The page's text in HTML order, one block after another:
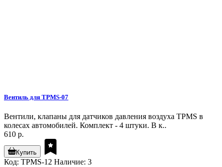
Вентиль для TPMS-07
Вентили, клапаны для датчиков давления воздуха TPMS в
колесах автомобилей. Комплект - 4 штуки. В к..
610 р.
Купить
Код: TPMS-12 Наличие: 3